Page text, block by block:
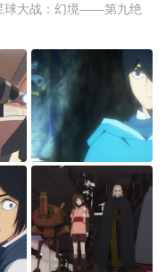
球大战：幻境——第九绝